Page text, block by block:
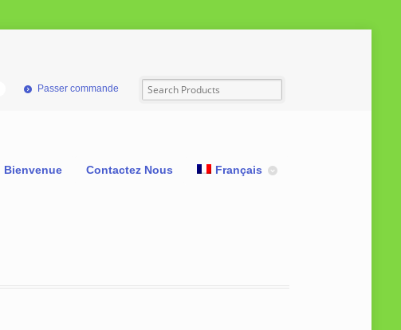
Passer commande
Bienvenue Contactez Nous Français